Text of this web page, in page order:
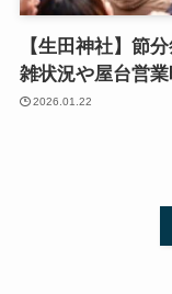
【生田神社】節
雑状況や屋台営業
2026.01.22